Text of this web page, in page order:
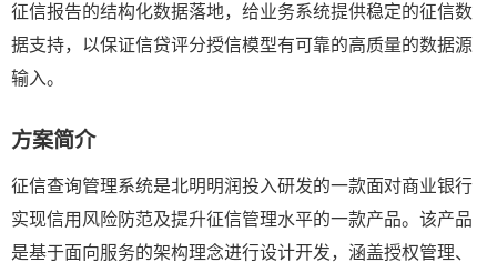
征信报告的结构化数据落地，给业务系统提供稳定的征信数
据支持，以保证信贷评分授信模型有可靠的高质量的数据源
输入。
方案简介
征信查询管理系统是北明明润投入研发的一款面对商业银行
实现信用风险防范及提升征信管理水平的一款产品。该产品
是基于面向服务的架构理念进行设计开发，涵盖授权管理、